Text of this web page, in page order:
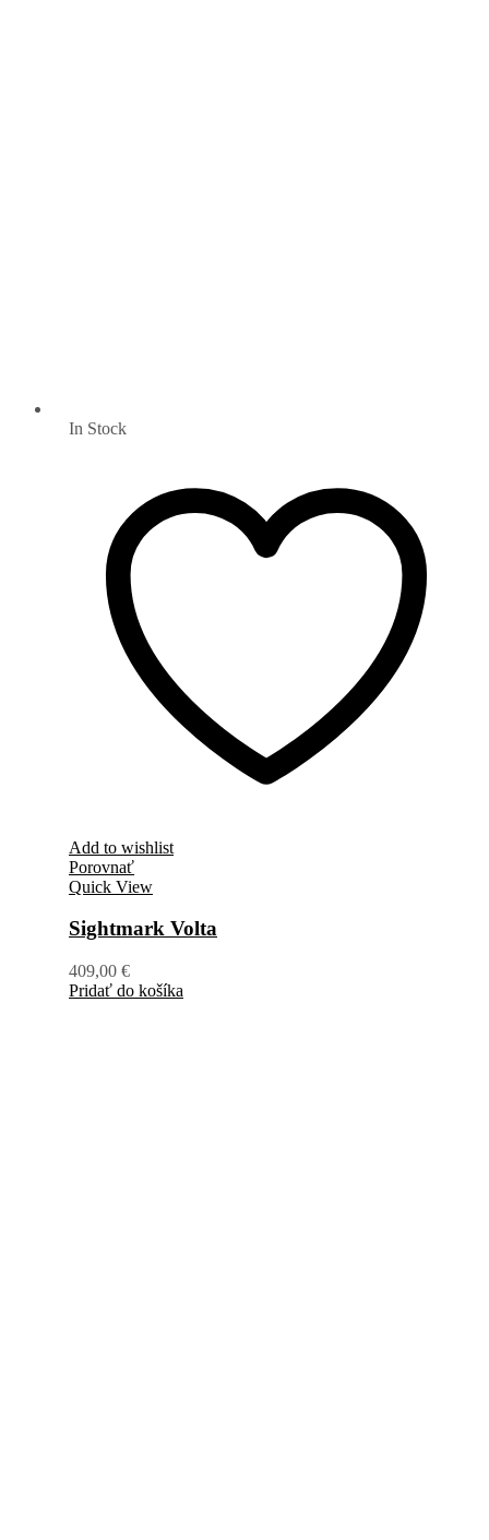
In Stock
Add to wishlist
Porovnať
Quick View
Sightmark Volta
409,00 €
Pridať do košíka